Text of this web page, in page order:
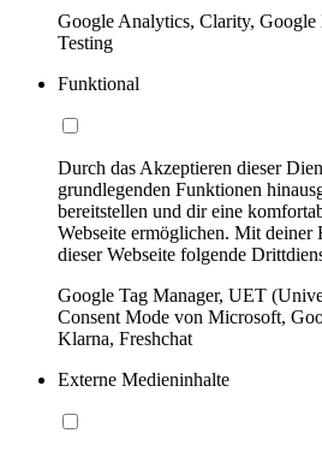
Google Analytics, Clarity,
Testing
Funktional
Durch das Akzeptieren dieser
grundlegenden Funktionen
bereitstellen und dir eine
Webseite ermöglichen. Mit
dieser Webseite folgende
Google Tag Manager, UET
Consent Mode von Microsoft,
Klarna, Freshchat
Externe Medieninhalte